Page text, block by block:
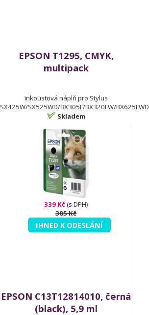
EPSON T1295, CMYK,
multipack
inkoustová náplň pro Stylus
SX425W/SX525WD/BX305F/BX320FW/BX625FWD
Skladem
339 Kč(s DPH)
385 Kč
IHNED K ODESLÁNÍ
EPSON C13T12814010, černá
(black), 5,9 ml